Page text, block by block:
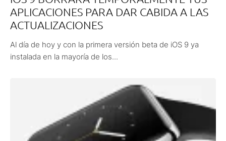
APLICACIONES PARA DAR CABIDA A LAS
ACTUALIZACIONES
Al día de hoy y con la primera versión beta de iOS 9 ya
instalada en la mayoría de los...